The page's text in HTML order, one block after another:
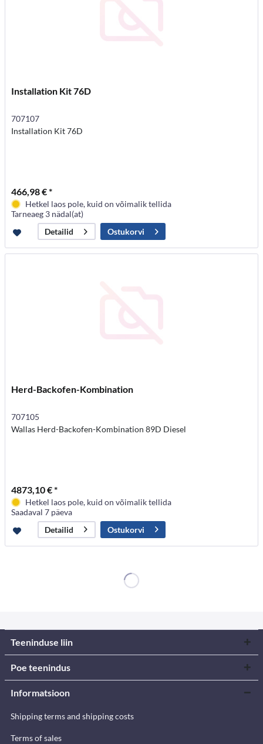
Installation Kit 76D
707107
Installation Kit 76D
466,98 € *
Hetkel laos pole, kuid on võimalik tellida
Tarneaeg 3 nädal(at)
Detailid
Ostukorvi
Herd-Backofen-Kombination
707105
Wallas Herd-Backofen-Kombination 89D Diesel
4873,10 € *
Hetkel laos pole, kuid on võimalik tellida
Saadaval 7 päeva
Detailid
Ostukorvi
Teeninduse liin
Poe teenindus
Informatsioon
Shipping terms and shipping costs
Terms of sales